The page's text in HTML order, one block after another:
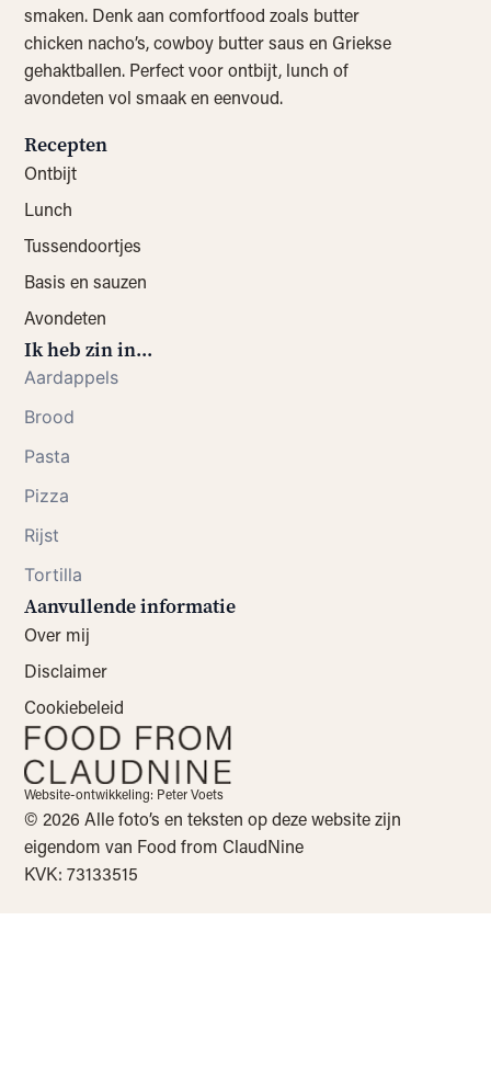
smaken. Denk aan comfortfood zoals butter
chicken nacho’s, cowboy butter saus en Griekse
gehaktballen. Perfect voor ontbijt, lunch of
avondeten vol smaak en eenvoud.
Recepten
Ontbijt
Lunch
Tussendoortjes
Basis en sauzen
Avondeten
Ik heb zin in...
Aardappels
Brood
Pasta
Pizza
Rijst
Tortilla
Aanvullende informatie
Over mij
Disclaimer
Cookiebeleid
Website-ontwikkeling: Peter Voets
© 2026 Alle foto’s en teksten op deze website zijn
eigendom van Food from ClaudNine
KVK: 73133515